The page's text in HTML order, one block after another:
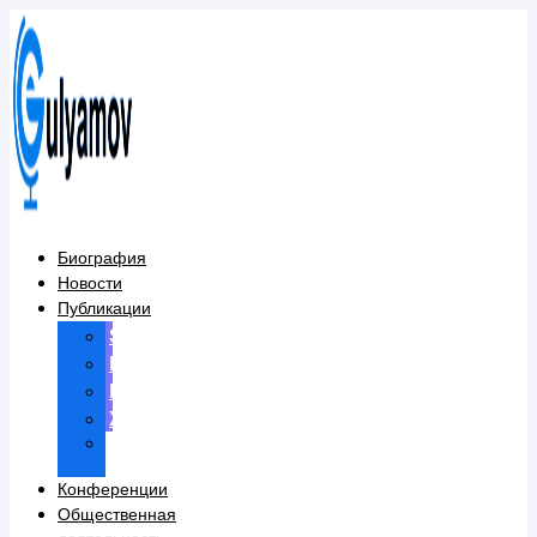
Перейти
к
содержимому
Биография
Новости
Публикации
Scopus
Книги
Конференции
Журналы
Конференции
Общественная